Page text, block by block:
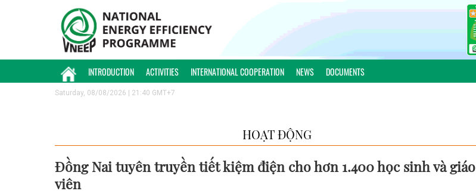
INTRODUCTION ACTIVITIES INTERNATIONAL COOPERATION NEWS DOCUMENTS
Saturday, 08/08/2026 | 21:40 GMT+7
HOẠT ĐỘNG
Đồng Nai tuyên truyền tiết kiệm điện cho hơn 1.400 học sinh và giáo
viên